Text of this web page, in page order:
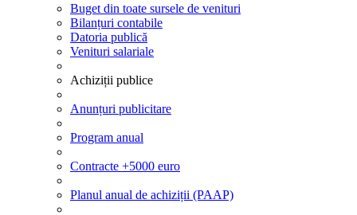
Buget din toate sursele de venituri
Bilanțuri contabile
Datoria publică
Venituri salariale
Achiziții publice
Anunțuri publicitare
Program anual
Contracte +5000 euro
Planul anual de achiziții (PAAP)